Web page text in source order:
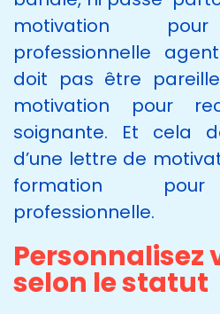
motivation pour
professionnelle
doit pas être
motivation pour
soignante. Et cela
d’une lettre de
formation pour
professionnelle.
Personnalisez
selon le statut